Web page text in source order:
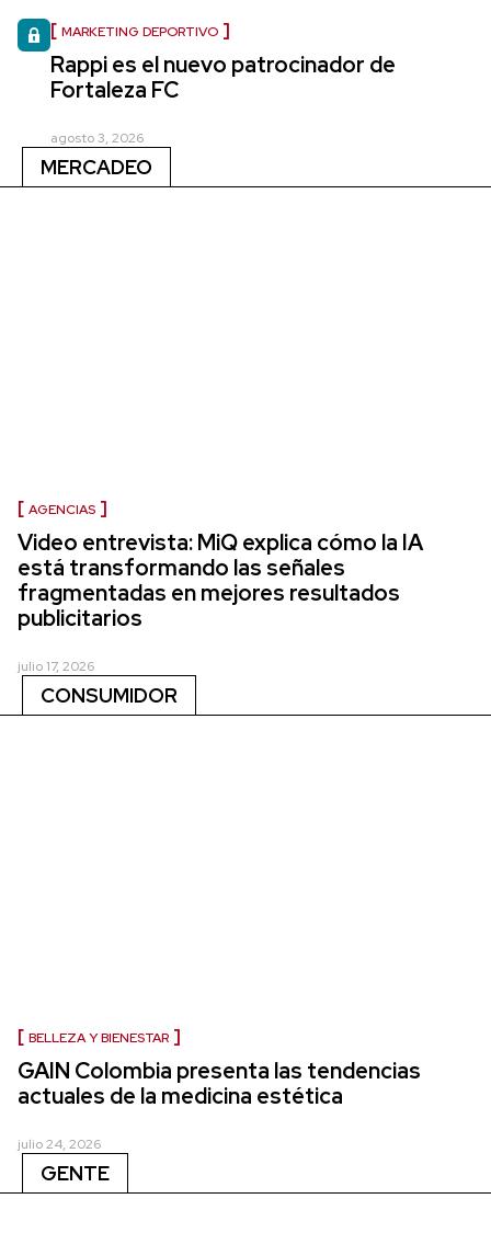
MARKETING DEPORTIVO
Rappi es el nuevo patrocinador de
Fortaleza FC
agosto 3, 2026
MERCADEO
AGENCIAS
Video entrevista: MiQ explica cómo la IA
está transformando las señales
fragmentadas en mejores resultados
publicitarios
julio 17, 2026
CONSUMIDOR
BELLEZA Y BIENESTAR
GAIN Colombia presenta las tendencias
actuales de la medicina estética
julio 24, 2026
GENTE